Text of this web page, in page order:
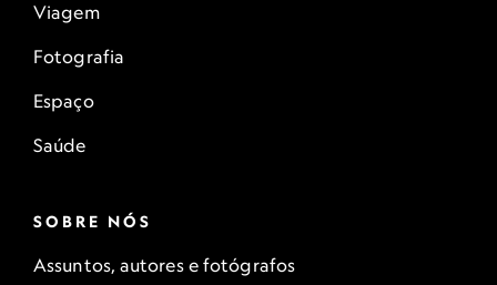
Viagem
Fotografia
Espaço
Saúde
SOBRE NÓS
Assuntos, autores e fotógrafos